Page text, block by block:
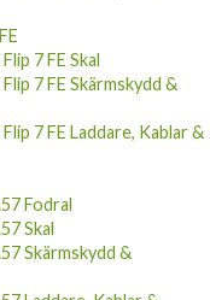
7 FE Skal
7 FE Skärmskydd &
7 FE Laddare, Kablar &
Fodral
Skal
Skärmskydd &
Laddare, Kablar &